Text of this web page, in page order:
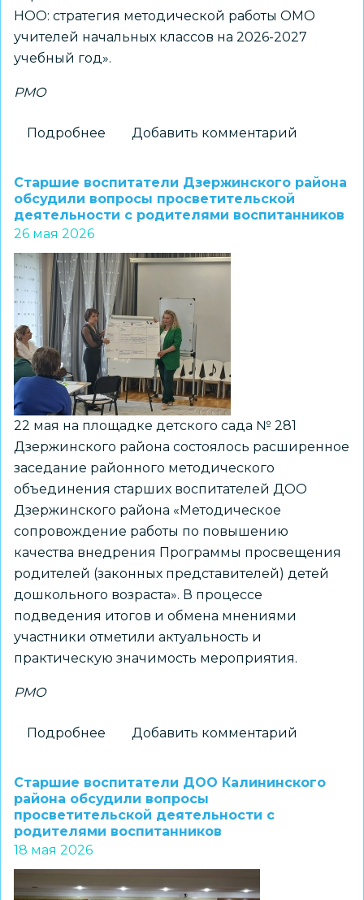
НОО: стратегия методической работы ОМО
учителей начальных классов на 2026-2027
учебный год».
РМО
Подробнее
начального
образования
представители
методических
объединений
Добавить комментарий
Старшие воспитатели Дзержинского района
обсудили вопросы просветительской
деятельности с родителями воспитанников
26 мая 2026
22 мая на площадке детского сада № 281
Дзержинского района состоялось расширенное
заседание районного методического
объединения старших воспитателей ДОО
Дзержинского района «Методическое
сопровождение работы по повышению
качества внедрения Программы просвещения
родителей (законных представителей) детей
дошкольного возраста». В процессе
подведения итогов и обмена мнениями
участники отметили актуальность и
практическую значимость мероприятия.
РМО
Подробнее
воспитатели
Дзержинского
района
обсудили
Добавить комментарий
Старшие воспитатели ДОО Калининского
района обсудили вопросы
просветительской деятельности с
родителями воспитанников
18 мая 2026